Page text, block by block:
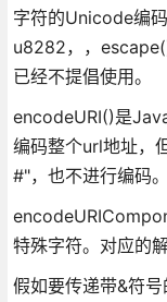
字符的Unicode编
u8282，，
已经不提倡使用。
encodeURI()是
编码整个url地址，
#"，也不进行编码
特殊字符。对应的
假如要传递带&符